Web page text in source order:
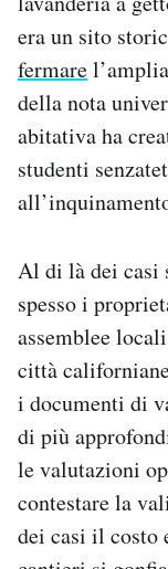
era un sito
fermare
della nota
abitativa ha
studenti
Al di là dei casi
spesso i
assemblee
città
i documenti di
di più
le valutazioni
contestare la
dei casi il costo